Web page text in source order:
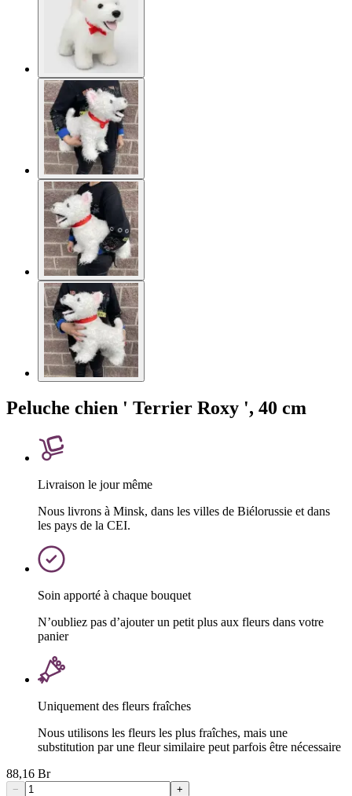
Peluche chien ' Terrier Roxy ', 40 cm
Livraison le jour même
Nous livrons à Minsk, dans les villes de Biélorussie et dans
les pays de la CEI.
Soin apporté à chaque bouquet
N’oubliez pas d’ajouter un petit plus aux fleurs dans votre
panier
Uniquement des fleurs fraîches
Nous utilisons les fleurs les plus fraîches, mais une
substitution par une fleur similaire peut parfois être nécessaire
88,16 Br
−
+